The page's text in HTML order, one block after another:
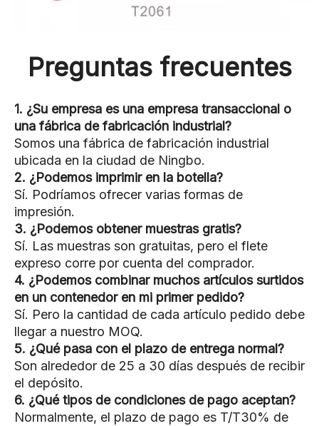
Preguntas frecuentes
1. ¿Su empresa es una empresa transaccional o
una fábrica de fabricación industrial?
Somos una fábrica de fabricación industrial
ubicada en la ciudad de Ningbo.
2. ¿Podemos imprimir en la botella?
Sí. Podríamos ofrecer varias formas de
impresión.
3. ¿Podemos obtener muestras gratis?
Sí. Las muestras son gratuitas, pero el flete
expreso corre por cuenta del comprador.
4. ¿Podemos combinar muchos artículos surtidos
en un contenedor en mi primer pedido?
Sí. Pero la cantidad de cada artículo pedido debe
llegar a nuestro MOQ.
5. ¿Qué pasa con el plazo de entrega normal?
Son alrededor de 25 a 30 días después de recibir
el depósito.
6. ¿Qué tipos de condiciones de pago aceptan?
Normalmente, el plazo de pago es T/T30% de